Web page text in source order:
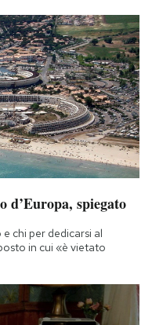
d’Europa, spiegato
chi per dedicarsi al
in cui «è vietato